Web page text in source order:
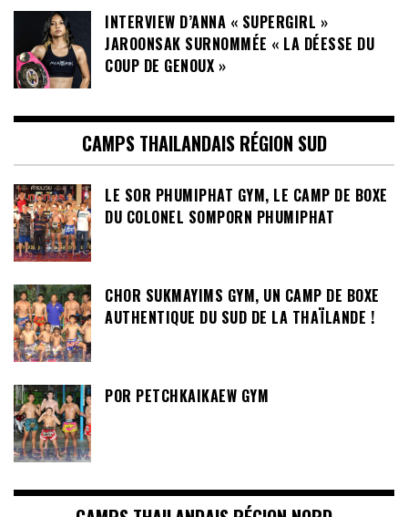
INTERVIEW D’ANNA « SUPERGIRL »
JAROONSAK SURNOMMÉE « LA DÉESSE DU
COUP DE GENOUX »
CAMPS THAILANDAIS RÉGION SUD
LE SOR PHUMIPHAT GYM, LE CAMP DE BOXE
DU COLONEL SOMPORN PHUMIPHAT
CHOR SUKMAYIMS GYM, UN CAMP DE BOXE
AUTHENTIQUE DU SUD DE LA THAÏLANDE !
POR PETCHKAIKAEW GYM